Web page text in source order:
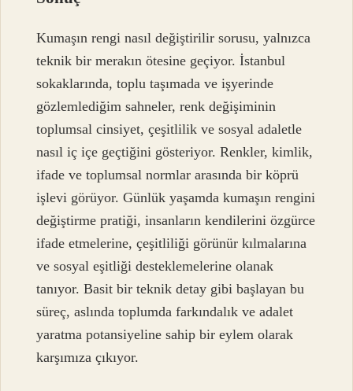
Kumaşın rengi nasıl değiştirilir sorusu, yalnızca
teknik bir merakın ötesine geçiyor. İstanbul
sokaklarında, toplu taşımada ve işyerinde
gözlemlediğim sahneler, renk değişiminin
toplumsal cinsiyet, çeşitlilik ve sosyal adaletle
nasıl iç içe geçtiğini gösteriyor. Renkler, kimlik,
ifade ve toplumsal normlar arasında bir köprü
işlevi görüyor. Günlük yaşamda kumaşın rengini
değiştirme pratiği, insanların kendilerini özgürce
ifade etmelerine, çeşitliliği görünür kılmalarına
ve sosyal eşitliği desteklemelerine olanak
tanıyor. Basit bir teknik detay gibi başlayan bu
süreç, aslında toplumda farkındalık ve adalet
yaratma potansiyeline sahip bir eylem olarak
karşımıza çıkıyor.